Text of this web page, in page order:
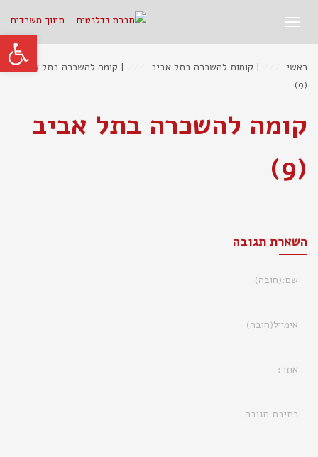
תפריט
ראשי | קומות להשכרה בתל אביב | קומה להשכרה בתל אביב
(9)
קומה להשכרה בתל אביב
(9)
השארת תגובה
פתח